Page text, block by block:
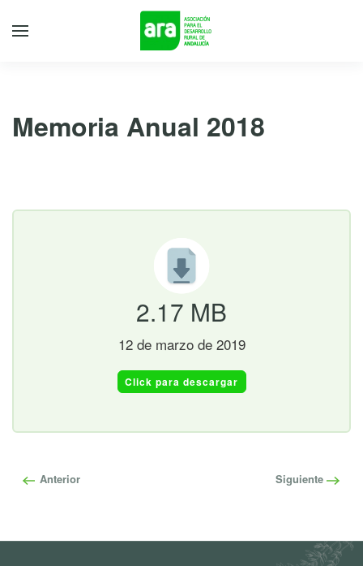
Memoria Anual 2018
2.17 MB
12 de marzo de 2019
Click para descargar
Anterior Siguiente